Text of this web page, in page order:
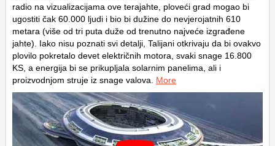
radio na vizualizacijama ove terajahte, ploveći grad mogao bi
ugostiti čak 60.000 ljudi i bio bi dužine do nevjerojatnih 610
metara (više od tri puta duže od trenutno najveće izgrađene
jahte). Iako nisu poznati svi detalji, Talijani otkrivaju da bi ovakvo
plovilo pokretalo devet električnih motora, svaki snage 16.800
KS, a energija bi se prikupljala solarnim panelima, ali i
proizvodnjom struje iz snage valova. More